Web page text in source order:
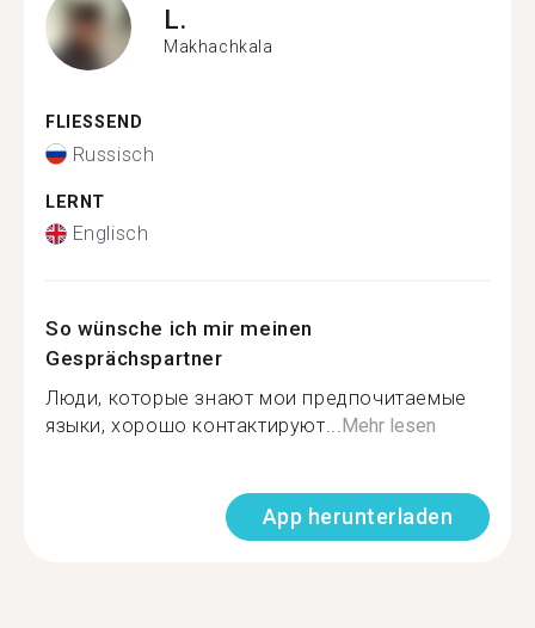
L.
Makhachkala
FLIESSEND
Russisch
LERNT
Englisch
So wünsche ich mir meinen
Gesprächspartner
Люди, которые знают мои предпочитаемые
языки, хорошо контактируют...Mehr lesen
App herunterladen